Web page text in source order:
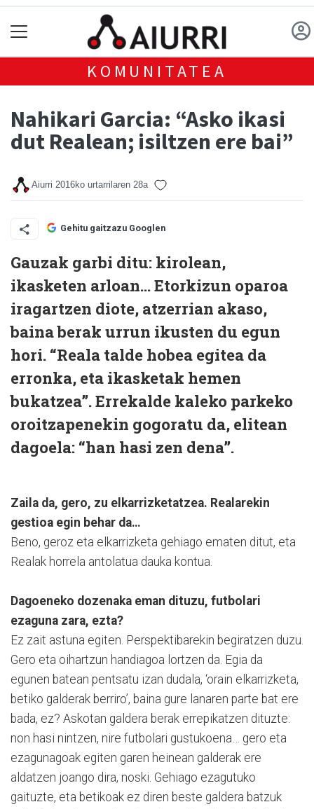
KOMUNITATEA
Nahikari Garcia: “Asko ikasi
dut Realean; isiltzen ere bai”
Aiurri 2016ko urtarrilaren 28a
Gehitu gaitzazu Googlen
Gauzak garbi ditu: kirolean,
ikasketen arloan… Etorkizun oparoa
iragartzen diote, atzerrian akaso,
baina berak urrun ikusten du egun
hori. “Reala talde hobea egitea da
erronka, eta ikasketak hemen
bukatzea”. Errekalde kaleko parkeko
oroitzapenekin gogoratu da, elitean
dagoela: “han hasi zen dena”.
Zaila da, gero, zu elkarrizketatzea. Realarekin
gestioa egin behar da…
Beno, geroz eta elkarrizketa gehiago ematen ditut, eta
Realak horrela antolatua dauka kontua.
Dagoeneko dozenaka eman dituzu, futbolari
ezaguna zara, ezta?
Ez zait astuna egiten. Perspektibarekin begiratzen duzu.
Gero eta oihartzun handiagoa lortzen da. Egia da
egunen batean pentsatu izan dudala, ‘orain elkarrizketa,
betiko galderak berriro’, baina gure lanaren parte bat ere
bada, ez? Askotan galdera berak errepikatzen dituzte:
non hasi nintzen, nire futbolari gustukoena… gero eta
ezagunagoak egiten garen heinean galderak ere
aldatzen joango dira, noski. Gehiago ezagutuko
gaituzte, eta betikoak ez diren beste galdera batzuk